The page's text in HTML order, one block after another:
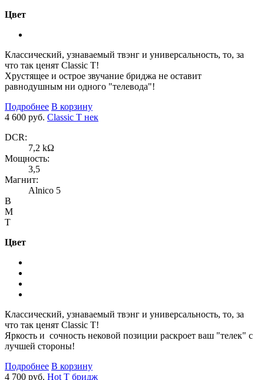
Цвет
Классический, узнаваемый твэнг и универсальность, то, за
что так ценят Classic T!
Хрустящее и острое звучание бриджа не оставит
равнодушным ни одного "телевода"!
Подробнее В корзину
4 600 руб. Classic T нек
DCR:
7,2 kΩ
Мощность:
3,5
Магнит:
Alnico 5
B
M
T
Цвет
Классический, узнаваемый твэнг и универсальность, то, за
что так ценят Classic T!
Яркость и сочность нековой позиции раскроет ваш "телек" с
лучшей стороны!
Подробнее В корзину
4 700 руб. Hot T бридж